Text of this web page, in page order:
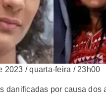
2023 / quarta-feira / 23h00
danificadas por causa dos